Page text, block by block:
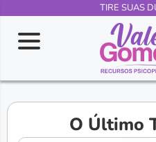
TIRE SUAS
O Último